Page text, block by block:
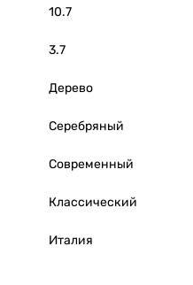
10.7
3.7
Дерево
Серебряный
Современный
Классический
Италия